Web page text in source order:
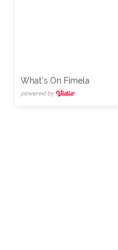
What's On Fimela
powered by